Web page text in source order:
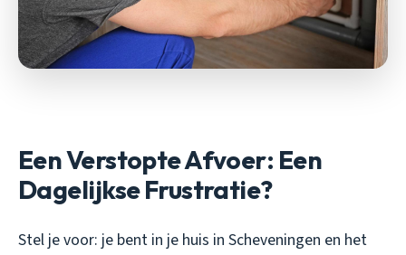
Een Verstopte Afvoer: Een
Dagelijkse Frustratie?
Stel je voor: je bent in je huis in Scheveningen en het